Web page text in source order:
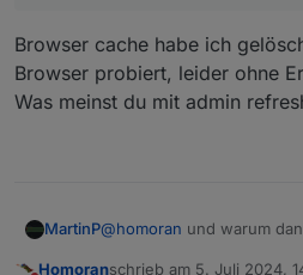
Browser cache habe ich
Browser probiert, leider ohne
Was meinst du mit admin
MartinP@homoran und warum
Homoranschrieb am 5. Juli 2024,